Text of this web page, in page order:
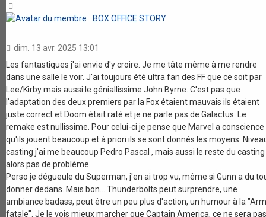
BOX OFFICE STORY
dim. 13 avr. 2025 13:01
Les fantastiques j'ai envie d'y croire. Je me tâte même à me rendre
dans une salle le voir. J'ai toujours été ultra fan des FF que ce soit par
Lee/Kirby mais aussi le géniallissime John Byrne. C'est pas que
l'adaptation des deux premiers par la Fox étaient mauvais ils étaient
juste correct et Doom était raté et je ne parle pas de Galactus. Le
remake est nullissime. Pour celui-ci je pense que Marvel a conscience
qu'ils jouent beaucoup et à priori ils se sont donnés les moyens.
casting j'ai me beaucoup Pedro Pascal , mais aussi le reste du casting
alors pas de problème.
Perso je dégueule du Superman, j'en ai trop vu, même si Gunn a du
donner dedans. Mais bon....Thunderbolts peut surprendre, une
ambiance badass, peut être un peu plus d'action, un humour à la
fatale". Je le vois mieux marcher que Captain America, ce ne sera pas